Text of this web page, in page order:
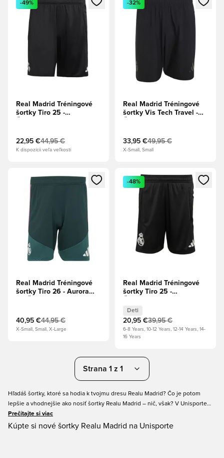
-49%
Real Madrid Tréningové
šortky Tiro 25 -
22,95 €44,95 €
K dispozícii veľa veľkostí
-32%
Real Madrid Tréningové
šortky Vis Tech Travel -
33,95 €49,95 €
X-Small, Small
Otvorí modál na prihlásenie alebo registráciu ako člen
Real Madrid Tréningové
šortky Tiro 26 - Aurora
40,95 €44,95 €
X-Small, Small, X-Large
Otvorí modál na prihlásenie
-48%
Real Madrid Tréningové
šortky Tiro 25 -
Deti
20,95 €39,95 €
6-8 Years, 10-12 Years, 12-14 Years, 14-
16 Years
Strana 1 z 1
Hľadáš šortky, ktoré sa hodia k tvojmu dresu Realu Madrid? Čo je potom
lepšie a vhodnejšie ako nosiť šortky Realu Madrid – nič, však? V Unisporte
sme pre teba pripravili skvelý výber šortiek Realu Madrid, aby si mohol
reprezentovať svoj obľúbený klub od hlavy po päty. Zaobstaraj si svoje nové
Prečítajte si viac
Kúpte si nové šortky Realu Madrid na Unisporte